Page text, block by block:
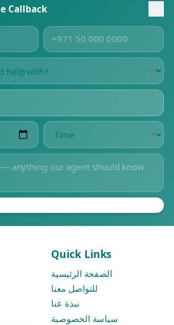
Callback
Quick Links
الصفحة الرئيسية
للتواصل معنا
نبذة عنا
سياسة الخصوصية